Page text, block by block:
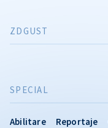
SPECIAL
Abilitare Reportaje
ZDGUST